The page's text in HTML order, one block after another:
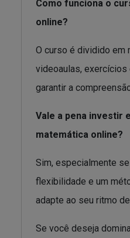
Como funciona o
online?
O curso é dividido em
videoaulas, exercícios
garantir a
Vale a pena investir
matemática online?
Sim, especialmente
flexibilidade e um
adapte ao seu ritmo
Se você deseja